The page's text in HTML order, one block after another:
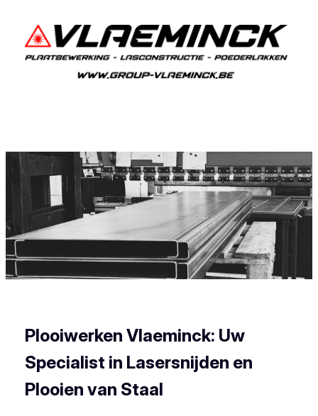
Plooiwerken Vlaeminck: Uw
Specialist in Lasersnijden en
Plooien van Staal